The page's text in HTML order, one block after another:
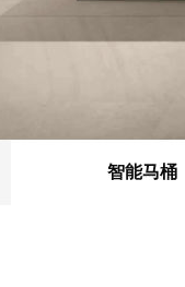
智能马桶